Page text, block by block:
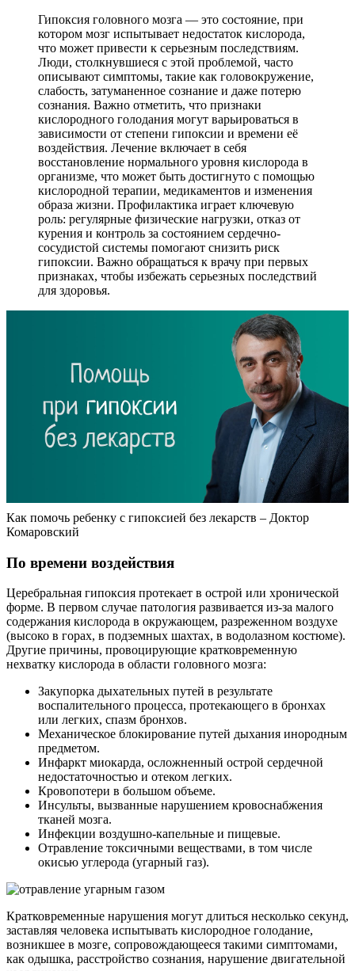
Гипоксия головного мозга — это состояние, при
котором мозг испытывает недостаток кислорода,
что может привести к серьезным последствиям.
Люди, столкнувшиеся с этой проблемой, часто
описывают симптомы, такие как головокружение,
слабость, затуманенное сознание и даже потерю
сознания. Важно отметить, что признаки
кислородного голодания могут варьироваться в
зависимости от степени гипоксии и времени её
воздействия. Лечение включает в себя
восстановление нормального уровня кислорода в
организме, что может быть достигнуто с помощью
кислородной терапии, медикаментов и изменения
образа жизни. Профилактика играет ключевую
роль: регулярные физические нагрузки, отказ от
курения и контроль за состоянием сердечно-
сосудистой системы помогают снизить риск
гипоксии. Важно обращаться к врачу при первых
признаках, чтобы избежать серьезных последствий
для здоровья.
Как помочь ребенку с гипоксией без лекарств – Доктор
Комаровский
По времени воздействия
Церебральная гипоксия протекает в острой или хронической
форме. В первом случае патология развивается из-за малого
содержания кислорода в окружающем, разреженном воздухе
(высоко в горах, в подземных шахтах, в водолазном костюме).
Другие причины, провоцирующие кратковременную
нехватку кислорода в области головного мозга:
Закупорка дыхательных путей в результате
воспалительного процесса, протекающего в бронхах
или легких, спазм бронхов.
Механическое блокирование путей дыхания инородным
предметом.
Инфаркт миокарда, осложненный острой сердечной
недостаточностью и отеком легких.
Кровопотери в большом объеме.
Инсульты, вызванные нарушением кровоснабжения
тканей мозга.
Инфекции воздушно-капельные и пищевые.
Отравление токсичными веществами, в том числе
окисью углерода (угарный газ).
Кратковременные нарушения могут длиться несколько секунд,
заставляя человека испытывать кислородное голодание,
возникшее в мозге, сопровождающееся такими симптомами,
как одышка, расстройство сознания, нарушение двигательной